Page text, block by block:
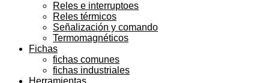
Reles e interruptoes
Reles térmicos
Señalización y comando
Termomagnéticos
Fichas
fichas comunes
fichas industriales
Herramientas